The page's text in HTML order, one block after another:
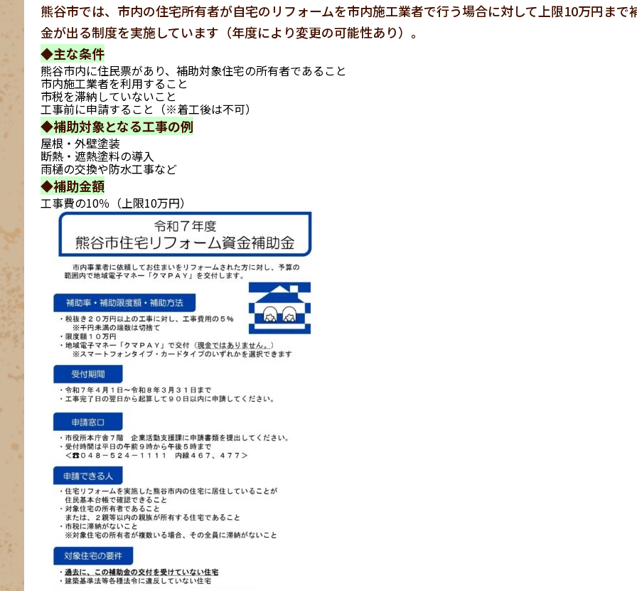
熊谷市では、市内の住宅所有者が自宅のリフォームを市内施工業者で行う場合に対して上限10万円まで
金が出る制度を実施しています（年度により変更の可能性あり）。
◆主な条件
熊谷市内に住民票があり、補助対象住宅の所有者であること
市内施工業者を利用すること
市税を滞納していないこと
工事前に申請すること（※着工後は不可）
◆補助対象となる工事の例
屋根・外壁塗装
断熱・遮熱塗料の導入
雨樋の交換や防水工事など
◆補助金額
工事費の10％（上限10万円）